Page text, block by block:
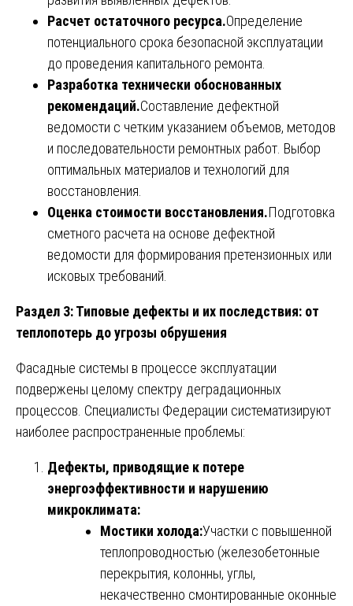
Расчет остаточного ресурса.Определение
потенциального срока безопасной эксплуатации
до проведения капитального ремонта.
Разработка технически обоснованных
рекомендаций.Составление дефектной
ведомости с четким указанием объемов, методов
и последовательности ремонтных работ. Выбор
оптимальных материалов и технологий для
восстановления.
Оценка стоимости восстановления.Подготовка
сметного расчета на основе дефектной
ведомости для формирования претензионных или
исковых требований.
Раздел 3: Типовые дефекты и их последствия: от
теплопотерь до угрозы обрушения
Фасадные системы в процессе эксплуатации
подвержены целому спектру деградационных
процессов. Специалисты Федерации систематизируют
наиболее распространенные проблемы:
Дефекты, приводящие к потере
энергоэффективности и нарушению
микроклимата:
Мостики холода:Участки с повышенной
теплопроводностью (железобетонные
перекрытия, колонны, углы,
некачественно смонтированные оконные